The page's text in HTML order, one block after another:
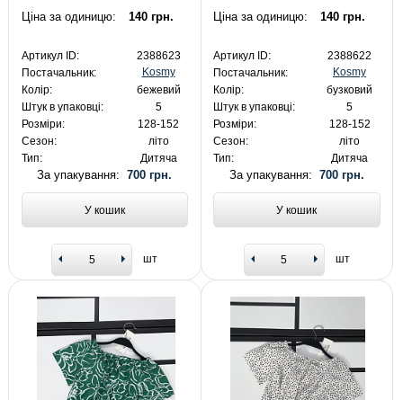
Ціна за одиницю: 140 грн.
Артикул ID:
2388623
Постачальник:
Kosmy
Колір:
бежевий
Штук в упаковці:
5
Розміри:
128-152
Сезон:
літо
Тип:
Дитяча
За упакування:700 грн.
У кошик
шт
Ціна за одиницю: 140 грн.
Артикул ID:
2388622
Постачальник:
Kosmy
Колір:
бузковий
Штук в упаковці:
5
Розміри:
128-152
Сезон:
літо
Тип:
Дитяча
За упакування: 700 грн.
У кошик
шт